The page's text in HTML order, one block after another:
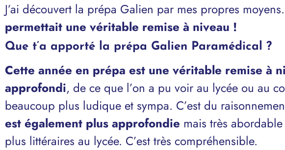
J’ai découvert la prépa Galien par mes propres
permettait une véritable remise à niveau !
Que t’a apporté la prépa Galien Paramédical ?
Cette année en prépa est une véritable remise à
approfondi, de ce que l’on a pu voir au lycée ou au
beaucoup plus ludique et sympa. C’est du
est également plus approfondie mais très
plus littéraires au lycée. C’est très compréhensible.